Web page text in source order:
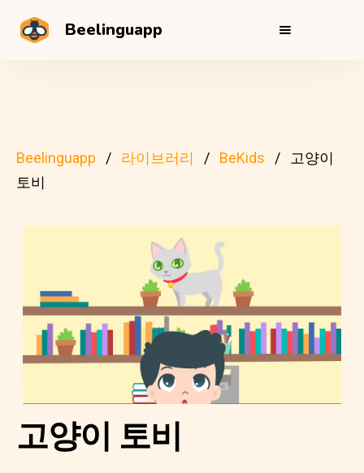
Beelinguapp
Beelinguapp 라이브러리 BeKids
고양이
토비
고양이 토비